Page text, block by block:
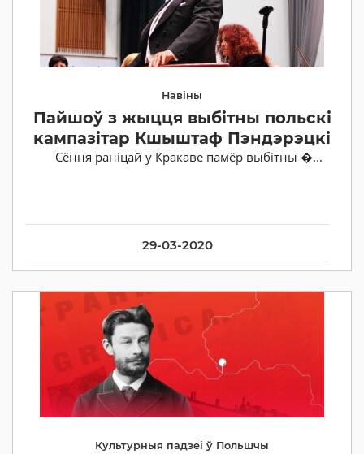
29-03-2020
Навіны
Пайшоў з жыцця выбітны польскі
кампазітар Кшыштаф Пэндэрэцкі
Сёння раніцай у Кракаве памёр выбітны �...
Культурныя падзеі ў Польшчы